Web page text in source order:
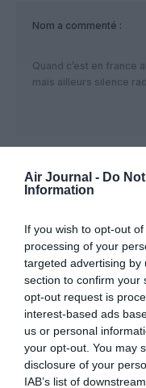
Air Journal - Do
Information
If you wish to opt-out
processing of your
targeted advertising by
section to confirm your
opt-out request is
interest-based ads
us or personal
your opt-out. You may
disclosure of your
IAB’s list of
Nom a commenté :
Quand c’est en france
mais ailleurs silence
Soutenez